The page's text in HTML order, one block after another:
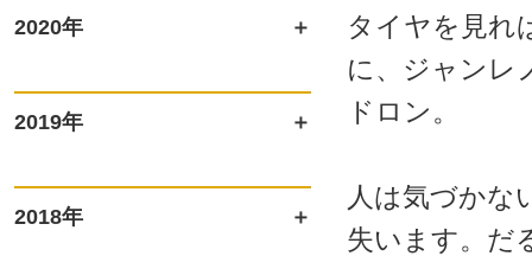
2020年
2019年
2018年
タイヤを見れ
に、ジャンレ
ドロン。
人は気づかな
失います。だ